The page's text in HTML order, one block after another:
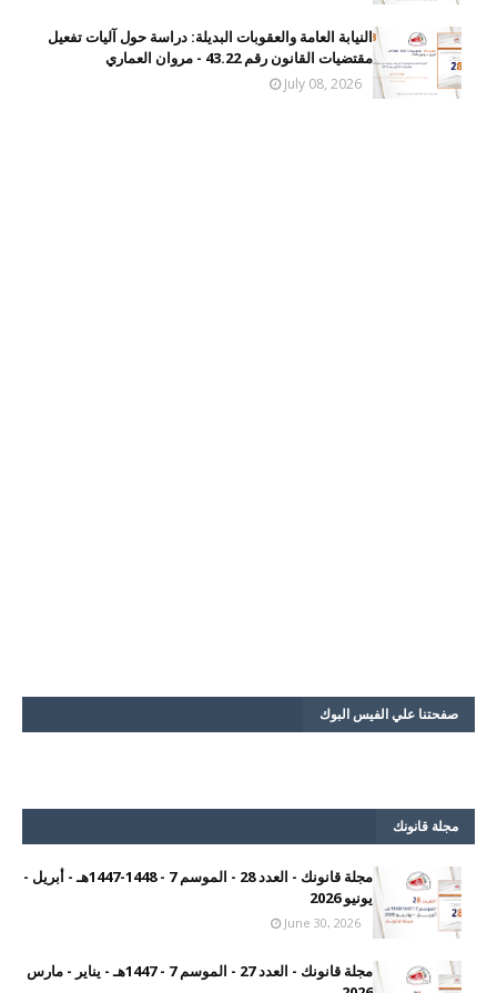
النيابة العامة والعقوبات البديلة: دراسة حول آليات تفعيل
مقتضيات القانون رقم 43.22 - مروان العماري
July 08, 2026
صفحتنا علي الفيس البوك
مجلة قانونك
مجلة قانونك - العدد 28 - الموسم 7 - 1448-1447هـ - أبريل -
يونيو 2026
June 30, 2026
مجلة قانونك - العدد 27 - الموسم 7 - 1447هـ - يناير - مارس